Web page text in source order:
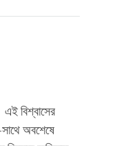
বিশ্বাসের
অবশেষে